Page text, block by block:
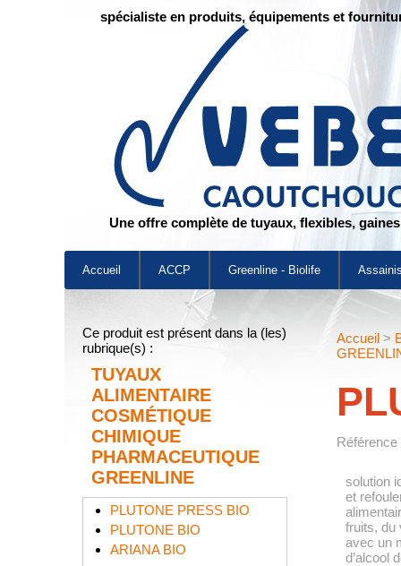
spécialiste en produits, équipements et
Une offre complète de tuyaux, flexibles,
Accueil ACCP Greenline - Biolife
Ce produit est présent dans la (les)
rubrique(s) :
TUYAUX
ALIMENTAIRE
COSMÉTIQUE
CHIMIQUE
PHARMACEUTIQUE
GREENLINE
PLUTONE PRESS BIO
PLUTONE BIO
ARIANA BIO
Accueil >
solution
et
fruits, du
avec un
d’alcool